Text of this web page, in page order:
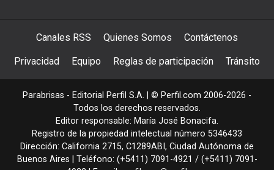
Canales RSS Quienes Somos Contáctenos
Privacidad Equipo Reglas de participación Tránsito
Parabrisas - Editorial Perfil S.A. | © Perfil.com 2006-2026 -
Todos los derechos reservados.
Editor responsable: María José Bonacifa.
Registro de la propiedad intelectual número 5346433
Dirección: California 2715, C1289ABI , Ciudad Autónoma de
Buenos Aires | Teléfono: (+5411) 7091-4921 / (+5411) 7091-